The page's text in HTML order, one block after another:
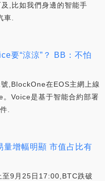
,比如我們身邊的智能手
車.
要“涼涼”？ BB：不怕
,BlockOne在EOS主網上線
Voice是基于智能合約部署
.
增幅明顯 市值占比有
9月25日17:00,BTC跌破